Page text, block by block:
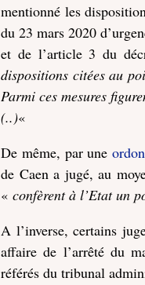
mentionné les
du 23 mars 2020
et de l’article 3 du
dispositions citées au
Parmi ces mesures
(..)«
De même, par une
de Caen a jugé, au
«confèrent à l’Etat un
A l’inverse, certains
affaire de l’arrêté du
référés du tribunal